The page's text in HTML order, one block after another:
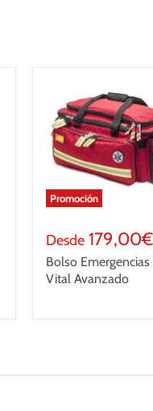
Promoción
Desde 179,00€
Bolso
Vital Avanzado